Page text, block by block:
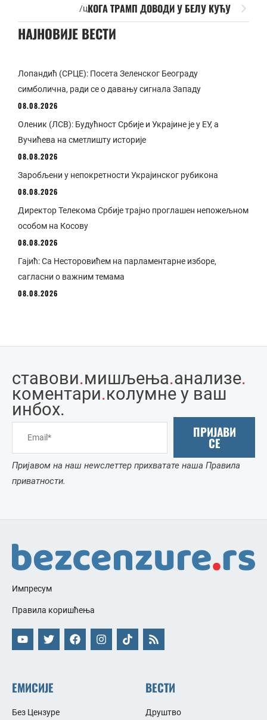
/цКОГА ТРАМП ДОВОДИ У БЕЛУ КУЋУ
НАЈНОВИЈЕ ВЕСТИ
Лопандић (СРЦЕ): Посета Зеленског Београду
симболична, ради се о давању сигнала Западу
08.08.2026
Оленик (ЛСВ): Будућност Србије и Украјине је у ЕУ, а
Вучићева на сметлишту историје
08.08.2026
Заробљени у непокретности Украјинског рубикона
08.08.2026
Директор Телекома Србије трајно проглашен непожељном
особом на Косову
08.08.2026
Гајић: Са Несторовићем на парламентарне изборе,
сагласни о важним темама
08.08.2026
ставови.мишљења.анализе.
коментари.колумне у ваш
инбоx.
ПРИЈАВИ
СЕ
Пријавом на наш неwслеттер прихватате наша Правила
приватности.
Импресум
Правила коришћења
ЕМИСИЈЕ
Без Цензуре
ВЕСТИ
Друштво